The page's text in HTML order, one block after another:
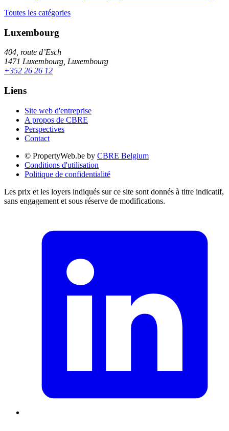
Toutes les catégories
Luxembourg
404, route d’Esch
1471 Luxembourg, Luxembourg
+352 26 26 12
Liens
Site web d'entreprise
A propos de CBRE
Perspectives
Contact
© PropertyWeb.be by CBRE Belgium
Conditions d'utilisation
Politique de confidentialité
Les prix et les loyers indiqués sur ce site sont donnés à titre indicatif,
sans engagement et sous réserve de modifications.